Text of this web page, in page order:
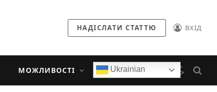
НАДІСЛАТИ СТАТТЮ ВХІД
МОЖЛИВОСТІ Ukrainian